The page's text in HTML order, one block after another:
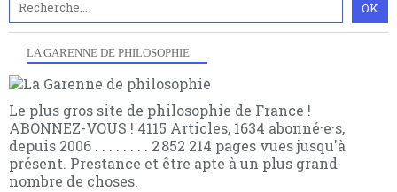
LA GARENNE DE PHILOSOPHIE
Le plus gros site de philosophie de France !
ABONNEZ-VOUS ! 4115 Articles, 1634 abonné·e·s,
depuis 2006 . . . . . . . . 2 852 214 pages vues jusqu'à
présent. Prestance et être apte à un plus grand
nombre de choses.